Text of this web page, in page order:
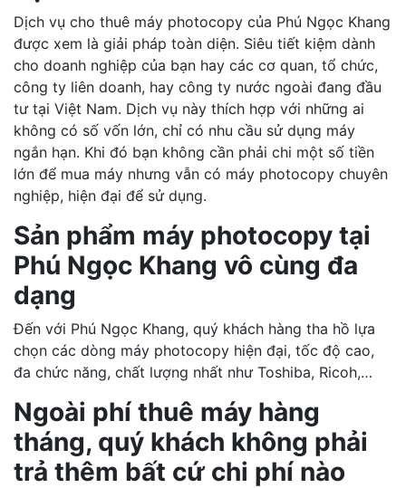
Dịch vụ cho thuê máy photocopy của Phú Ngọc Khang
được xem là giải pháp toàn diện. Siêu tiết kiệm dành
cho doanh nghiệp của bạn hay các cơ quan, tổ chức,
công ty liên doanh, hay công ty nước ngoài đang đầu
tư tại Việt Nam. Dịch vụ này thích hợp với những ai
không có số vốn lớn, chỉ có nhu cầu sử dụng máy
ngắn hạn. Khi đó bạn không cần phải chi một số tiền
lớn để mua máy nhưng vẫn có máy photocopy chuyên
nghiệp, hiện đại để sử dụng.
Sản phẩm máy photocopy tại
Phú Ngọc Khang vô cùng đa
dạng
Đến với Phú Ngọc Khang, quý khách hàng tha hồ lựa
chọn các dòng máy photocopy hiện đại, tốc độ cao,
đa chức năng, chất lượng nhất như Toshiba, Ricoh,…
Ngoài phí thuê máy hàng
tháng, quý khách không phải
trả thêm bất cứ chi phí nào